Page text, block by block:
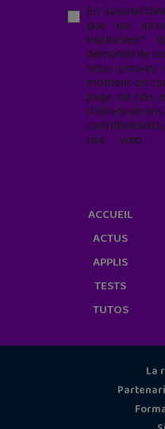
En
que les
exploitées*
demande de
Vous
moment en
page de nos
site web
ACCUEIL
ACTUS
APPLIS
TESTS
TUTOS
La